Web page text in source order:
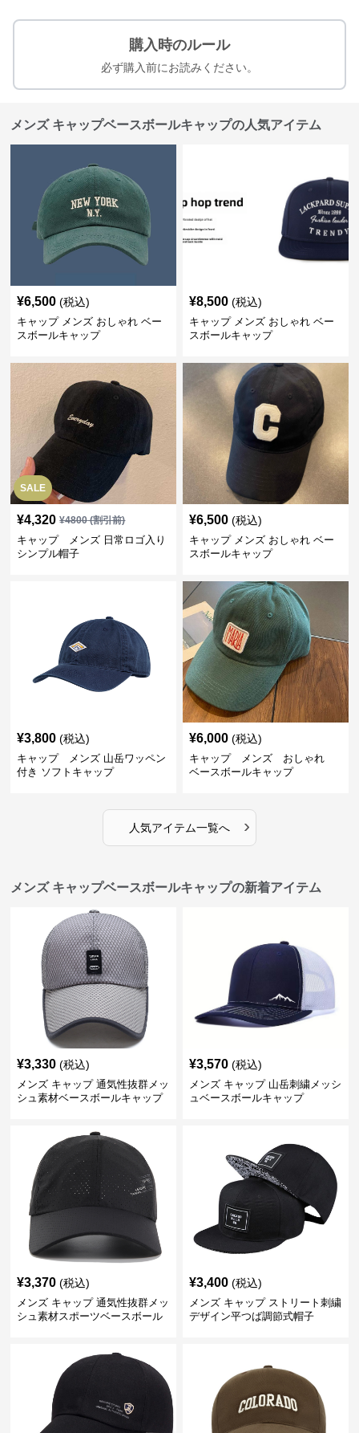
購入時のルール
必ず購入前にお読みください。
メンズ キャップベースボールキャップの人気アイテム
¥6,500 (税込)
キャップ メンズ おしゃれ ベー
スボールキャップ
¥8,500 (税込)
キャップ メンズ おしゃれ ベー
スボールキャップ
SALE
¥4,320 ¥4800(割引前)
キャップ メンズ 日常ロゴ入り
シンプル帽子
¥6,500 (税込)
キャップ メンズ おしゃれ ベー
スボールキャップ
¥3,800 (税込)
キャップ メンズ 山岳ワッペン
付き ソフトキャップ
¥6,000 (税込)
キャップ メンズ おしゃれ
ベースボールキャップ
人気アイテム一覧へ ›
メンズ キャップベースボールキャップの新着アイテム
¥3,330 (税込)
メンズ キャップ 通気性抜群メッ
シュ素材ベースボールキャップ
¥3,570 (税込)
メンズ キャップ 山岳刺繍メッシ
ュベースボールキャップ
¥3,370 (税込)
メンズ キャップ 通気性抜群メッ
シュ素材スポーツベースボール
¥3,400 (税込)
メンズ キャップ ストリート刺繍
デザイン平つば調節式帽子